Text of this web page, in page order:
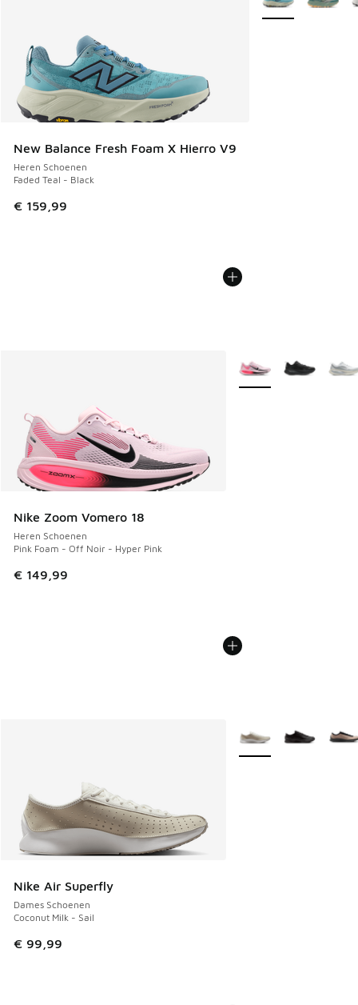
New Balance Fresh Foam X Hierro V9
Heren Schoenen
Faded Teal - Black
€ 159,99
Nike Zoom Vomero 18
Heren Schoenen
Pink Foam - Off Noir - Hyper Pink
€ 149,99
Meer kleuren
Nike Air Superfly
Dames Schoenen
Coconut Milk - Sail
€ 99,99
Meer kleuren